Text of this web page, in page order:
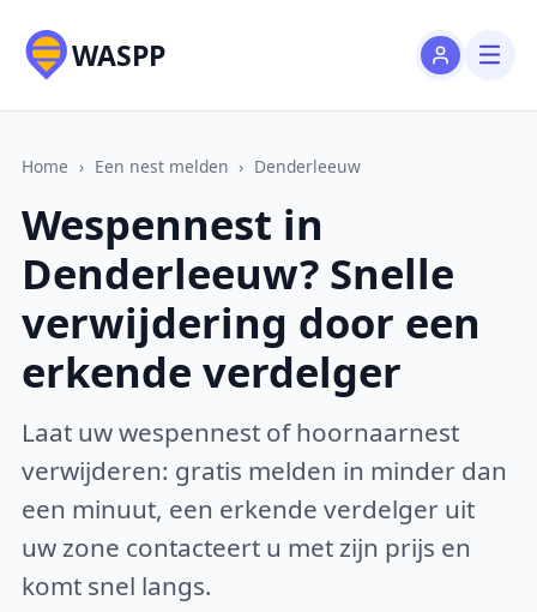
WASPP
Home › Een nest melden › Denderleeuw
Wespennest in
Denderleeuw? Snelle
verwijdering door een
erkende verdelger
Laat uw wespennest of hoornaarnest
verwijderen: gratis melden in minder dan
een minuut, een erkende verdelger uit
uw zone contacteert u met zijn prijs en
komt snel langs.